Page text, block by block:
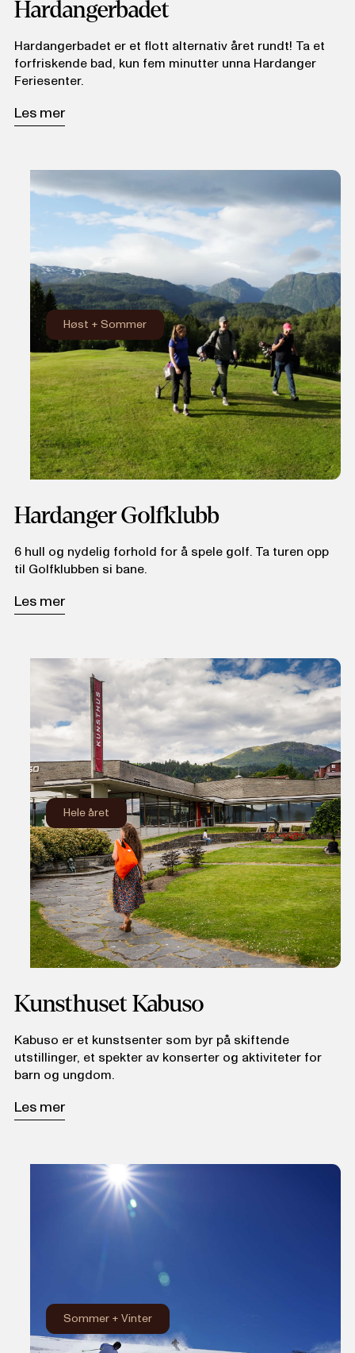
Hardangerbadet
Hardangerbadet er et flott alternativ året rundt! Ta et
forfriskende bad, kun fem minutter unna Hardanger
Feriesenter.
Les mer
Høst + Sommer
Hardanger Golfklubb
6 hull og nydelig forhold for å spele golf. Ta turen opp
til Golfklubben si bane.
Les mer
Hele året
Kunsthuset Kabuso
Kabuso er et kunstsenter som byr på skiftende
utstillinger, et spekter av konserter og aktiviteter for
barn og ungdom.
Les mer
Sommer + Vinter